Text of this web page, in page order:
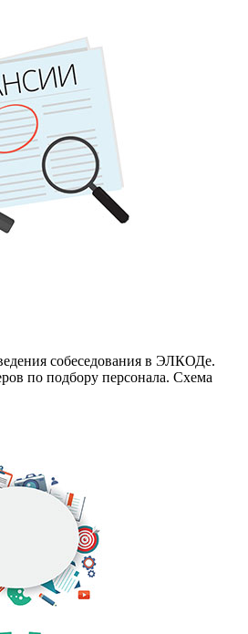
собеседования в ЭЛКОДе.
по подбору персонала. Схема